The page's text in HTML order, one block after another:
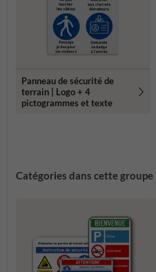
Panneau de sécurité de
terrain | Logo + 4
pictogrammes et texte
Catégories dans cette groupe